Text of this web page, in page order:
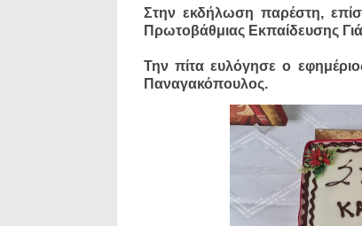
Στην εκδήλωση παρέστη,
Πρωτοβάθμιας Εκπαίδευσης
Την πίτα ευλόγησε ο
Παναγακόπουλος.